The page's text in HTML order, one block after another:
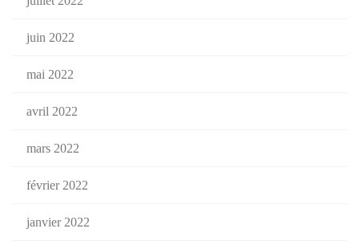
juin 2022
mai 2022
avril 2022
mars 2022
février 2022
janvier 2022